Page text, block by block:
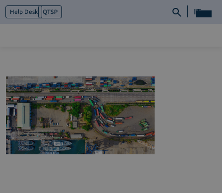
Help Desk QTSP IT
Cosa facciamo
Piattaforme
Industry
News e Media
Contattaci